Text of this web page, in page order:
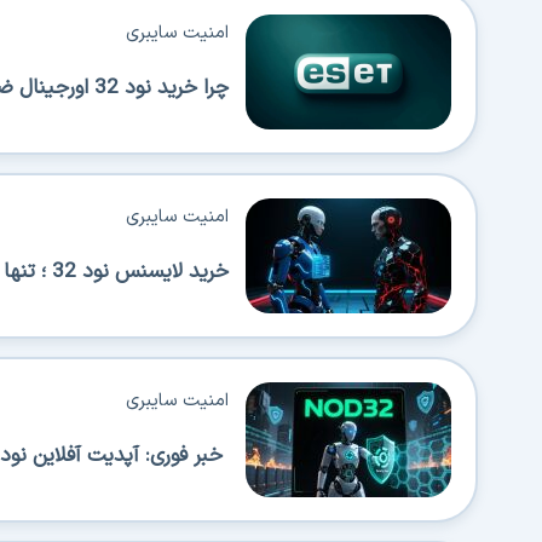
چرا خرید نود 32 اورجینال ضروری است؟ بررسی امنیت، مزایا و روش خرید مطمئن
امنیت سایبری
خرید لایسنس نود 32 ؛ تنها راه تضمین امنیت واقعی سیستم شما!
امنیت سایبری
خبر فوری: آپدیت آفلاین نود 32 با شیوه جدید راه اندازی
امنیت سایبری